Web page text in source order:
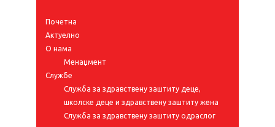
Почетна
Актуелно
О нама
Менаџмент
Службе
Служба за здравствену заштиту деце,
школске деце и здравствену заштиту жена
Служба за здравствену заштиту одраслог